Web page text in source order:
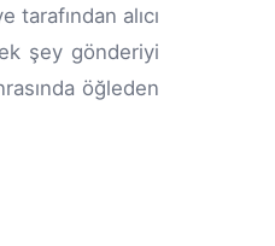
alıcı
şey gönderiyi
öğleden